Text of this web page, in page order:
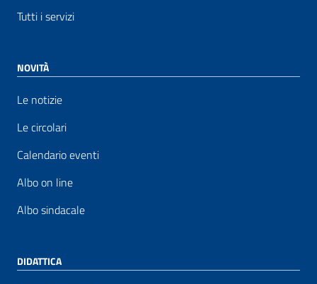
Tutti i servizi
NOVITÀ
Le notizie
Le circolari
Calendario eventi
Albo on line
Albo sindacale
DIDATTICA